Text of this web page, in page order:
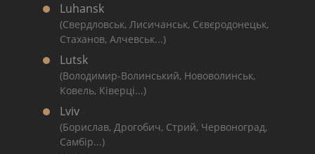
Luhansk
(Свердловськ, Лисичанськ, Сєвєродонецьк,
Стаханов, Алчевськ...)
Lutsk
(Володимир-Волинський, Нововолинськ,
Ковель, Ківерці...)
Lviv
(Борислав, Дрогобич, Стрий, Червоноград,
Самбір...)